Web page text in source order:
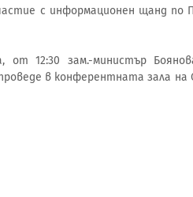
с информационен щанд по
12:30 зам.-министър
в конферентната зала на